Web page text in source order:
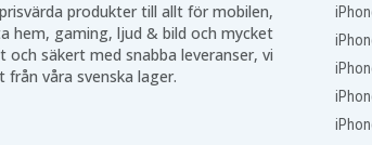
produkter till allt för mobilen,
hem, gaming, ljud & bild och mycket
och säkert med snabba leveranser, vi
från våra svenska lager.